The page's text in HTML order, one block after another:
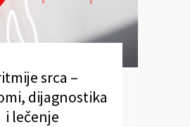
srca –
dijagnostika
i lečenje